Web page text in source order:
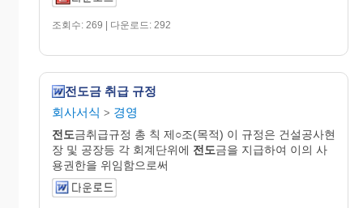
조회수: 269 | 다운로드: 292
전도금 취급 규정
회사서식 > 경영
전도금취급규정 총 칙 제○조(목적) 이 규정은 건설공사현
장 및 공장등 각 회계단위에 전도금을 지급하여 이의 사
용권한을 위임함으로써